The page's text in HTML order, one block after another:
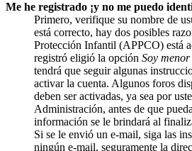
Me he registrado ¡y no me puedo
Primero, verifique su nombre de
está correcto, hay dos posibles
Protección Infantil (APPCO) está
registró eligió la opción Soy
tendrá que seguir algunas
activar la cuenta. Algunos foros
deben ser activadas, ya sea por
Administración, antes de que
información se le brindará al
Si se le envió un e-mail, siga las
ningún e-mail, seguramente la